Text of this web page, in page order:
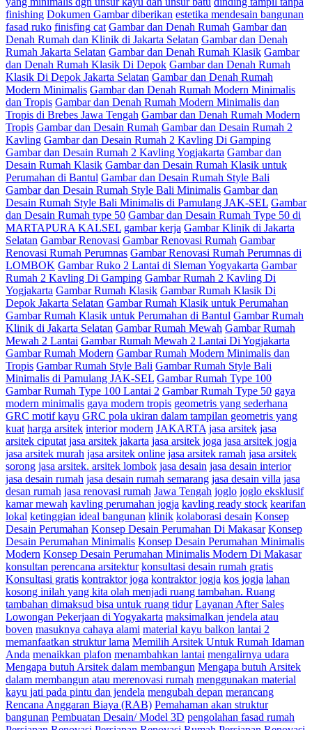
finishing Dokumen Gambar diberikan estetika mendesain bangunan
fasad ruko finisfing cat Gambar dan Denah Rumah Gambar dan
Denah Rumah dan Klinik di Jakarta Selatan Gambar dan Denah
Rumah Jakarta Selatan Gambar dan Denah Rumah Klasik Gambar
dan Denah Rumah Klasik Di Depok Gambar dan Denah Rumah
Klasik Di Depok Jakarta Selatan Gambar dan Denah Rumah
Modern Minimalis Gambar dan Denah Rumah Modern Minimalis
dan Tropis Gambar dan Denah Rumah Modern Minimalis dan
Tropis di Brebes Jawa Tengah Gambar dan Denah Rumah Modern
Tropis Gambar dan Desain Rumah Gambar dan Desain Rumah 2
Kavling Gambar dan Desain Rumah 2 Kavling Di Gamping
Gambar dan Desain Rumah 2 Kavling Yogjakarta Gambar dan
Desain Rumah Klasik Gambar dan Desain Rumah Klasik untuk
Perumahan di Bantul Gambar dan Desain Rumah Style Bali
Gambar dan Desain Rumah Style Bali Minimalis Gambar dan
Desain Rumah Style Bali Minimalis di Pamulang JAK-SEL Gambar
dan Desain Rumah type 50 Gambar dan Desain Rumah Type 50 di
MARTAPURA KALSEL gambar kerja Gambar Klinik di Jakarta
Selatan Gambar Renovasi Gambar Renovasi Rumah Gambar
Renovasi Rumah Perumnas Gambar Renovasi Rumah Perumnas di
LOMBOK Gambar Ruko 2 Lantai di Sleman Yogyakarta Gambar
Rumah 2 Kavling Di Gamping Gambar Rumah 2 Kavling Di
Yogjakarta Gambar Rumah Klasik Gambar Rumah Klasik Di
Depok Jakarta Selatan Gambar Rumah Klasik untuk Perumahan
Gambar Rumah Klasik untuk Perumahan di Bantul Gambar Rumah
Klinik di Jakarta Selatan Gambar Rumah Mewah Gambar Rumah
Mewah 2 Lantai Gambar Rumah Mewah 2 Lantai Di Yogjakarta
Gambar Rumah Modern Gambar Rumah Modern Minimalis dan
Tropis Gambar Rumah Style Bali Gambar Rumah Style Bali
Minimalis di Pamulang JAK-SEL Gambar Rumah Type 100
Gambar Rumah Type 100 Lantai 2 Gambar Rumah Type 50 gaya
modern minimalis gaya modern tropis geometris yang sederhana
GRC motif kayu GRC pola ukiran dalam tampilan geometris yang
kuat harga arsitek interior modern JAKARTA jasa arsitek jasa
arsitek ciputat jasa arsitek jakarta jasa arsitek joga jasa arsitek jogja
jasa arsitek murah jasa arsitek online jasa arsitek ramah jasa arsitek
sorong jasa arsitek. arsitek lombok jasa desain jasa desain interior
jasa desain rumah jasa desain rumah semarang jasa desain villa jasa
desan rumah jasa renovasi rumah Jawa Tengah joglo joglo eksklusif
kamar mewah kavling perumahan jogja kavling ready stock kearifan
lokal ketinggian ideal bangunan klinik kolaborasi desain Konsep
Desain Perumahan Konsep Desain Perumahan Di Makasar Konsep
Desain Perumahan Minimalis Konsep Desain Perumahan Minimalis
Modern Konsep Desain Perumahan Minimalis Modern Di Makasar
konsultan perencana arsitektur konsultasi desain rumah gratis
Konsultasi gratis kontraktor joga kontraktor jogja kos jogja lahan
kosong inilah yang kita olah menjadi ruang tambahan. Ruang
tambahan dimaksud bisa untuk ruang tidur Layanan After Sales
Lowongan Pekerjaan di Yogyakarta maksimalkan jendela atau
boven masuknya cahaya alami material kayu balkon lantai 2
memanfaatkan struktur lama Memilih Arsitek Untuk Rumah Idaman
Anda menaikkan plafon menambahkan lantai mengalirnya udara
Mengapa butuh Arsitek dalam membangun Mengapa butuh Arsitek
dalam membangun atau merenovasi rumah menggunakan material
kayu jati pada pintu dan jendela mengubah depan merancang
Rencana Anggaran Biaya (RAB) Pemahaman akan struktur
bangunan Pembuatan Desain/ Model 3D pengolahan fasad rumah